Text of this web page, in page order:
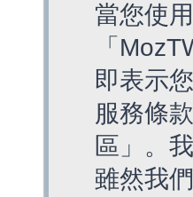
當您使
「
即表示
服務條
區」。
雖然我